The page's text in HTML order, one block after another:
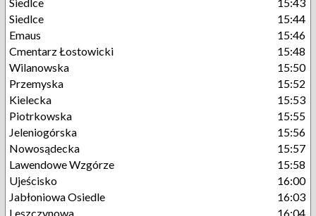
Siedlce
15:44
Emaus
15:46
Cmentarz Łostowicki
15:48
Wilanowska
15:50
Przemyska
15:52
Kielecka
15:53
Piotrkowska
15:55
Jeleniogórska
15:56
Nowosądecka
15:57
Lawendowe Wzgórze
15:58
Ujeścisko
16:00
Jabłoniowa Osiedle
16:03
Leszczynowa
16:04